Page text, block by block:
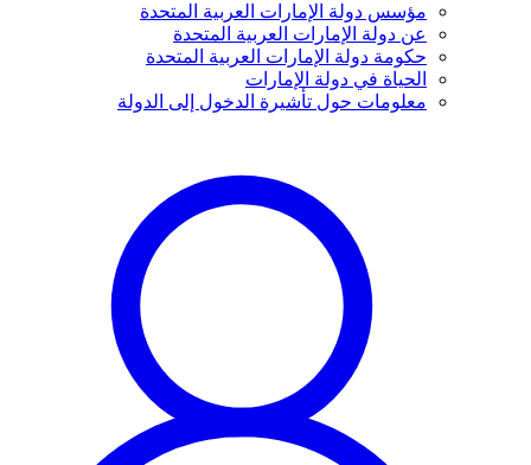
مؤسس دولة الإمارات العربية المتحدة
عن دولة الإمارات العربية المتحدة
حكومة دولة الإمارات العربية المتحدة
الحياة في دولة الإمارات
معلومات حول تأشيرة الدخول إلى الدولة